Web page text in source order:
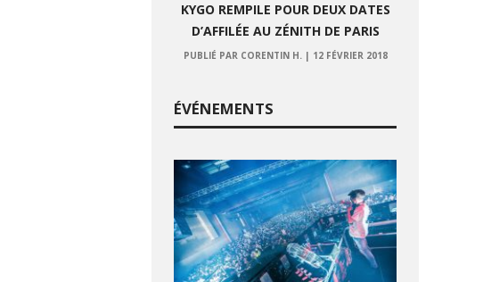
KYGO REMPILE POUR DEUX DATES
D’AFFILÉE AU ZÉNITH DE PARIS
PUBLIÉ PAR CORENTIN H.| 12 FÉVRIER 2018
ÉVÉNEMENTS